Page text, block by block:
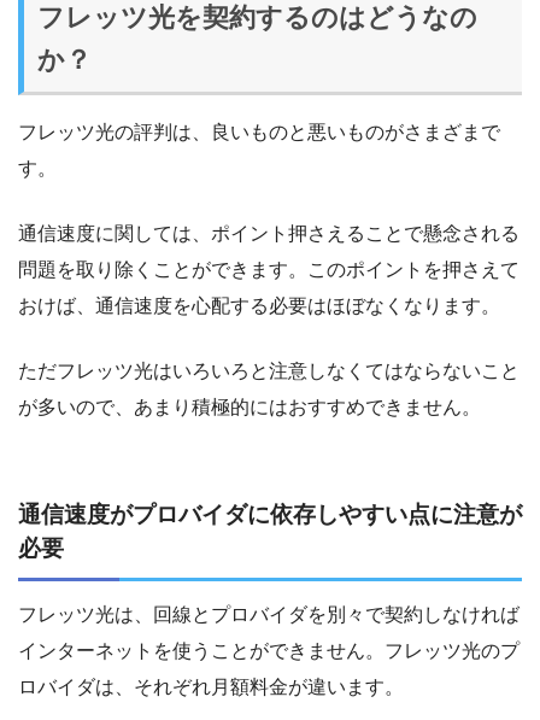
フレッツ光を契約するのはどうなの
か？
フレッツ光の評判は、良いものと悪いものがさまざまで
す。
通信速度に関しては、ポイント押さえることで懸念される
問題を取り除くことができます。このポイントを押さえて
おけば、通信速度を心配する必要はほぼなくなります。
ただフレッツ光はいろいろと注意しなくてはならないこと
が多いので、あまり積極的にはおすすめできません。
通信速度がプロバイダに依存しやすい点に注意が
必要
フレッツ光は、回線とプロバイダを別々で契約しなければ
インターネットを使うことができません。フレッツ光のプ
ロバイダは、それぞれ月額料金が違います。